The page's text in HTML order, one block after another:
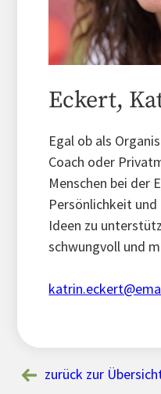
Eckert,
Egal ob als
Coach oder
Menschen bei der
Persönlichkeit
Ideen zu
schwungvoll und
zurück zur